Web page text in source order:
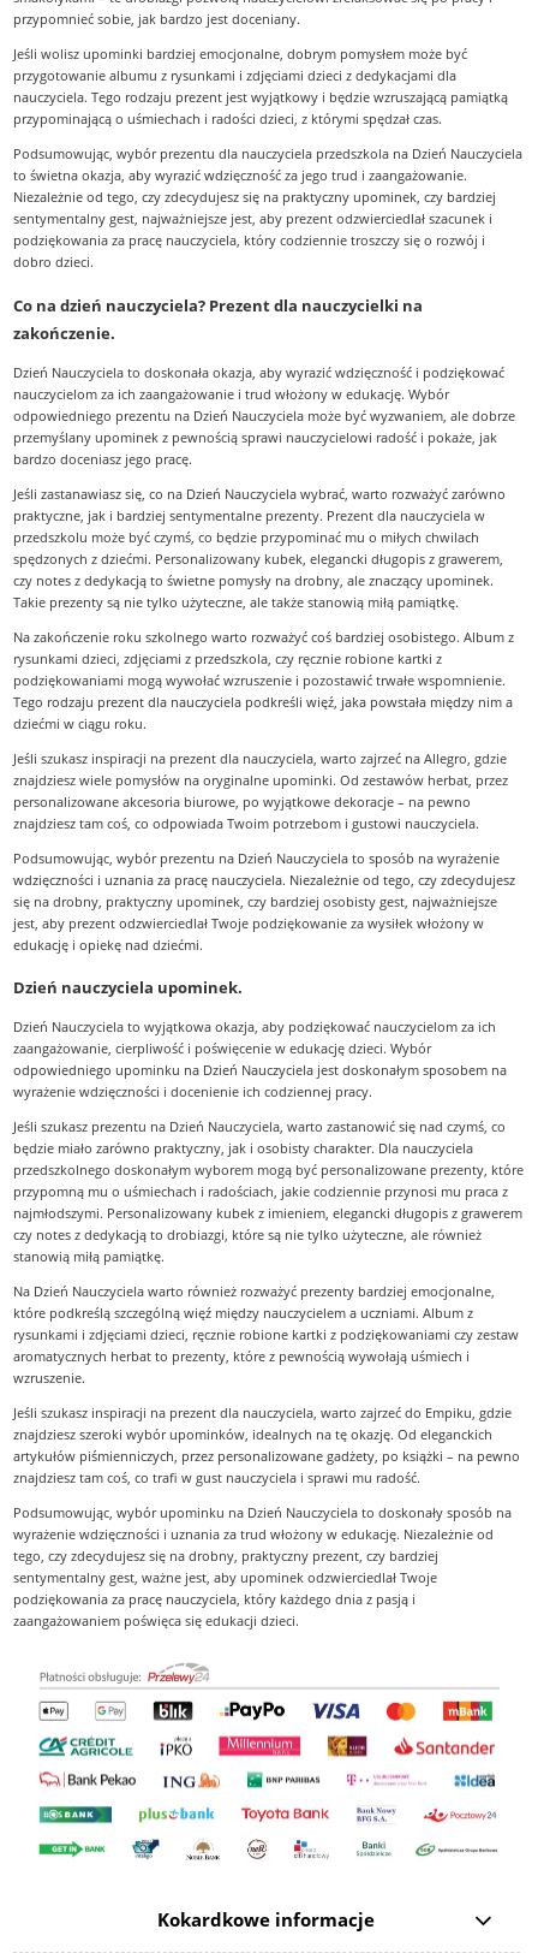
przypomnieć sobie, jak bardzo jest doceniany.
Jeśli wolisz upominki bardziej emocjonalne, dobrym pomysłem może być
przygotowanie albumu z rysunkami i zdjęciami dzieci z dedykacjami dla
nauczyciela. Tego rodzaju prezent jest wyjątkowy i będzie wzruszającą pamiątką
przypominającą o uśmiechach i radości dzieci, z którymi spędzał czas.
Podsumowując, wybór prezentu dla nauczyciela przedszkola na Dzień Nauczyciela
to świetna okazja, aby wyrazić wdzięczność za jego trud i zaangażowanie.
Niezależnie od tego, czy zdecydujesz się na praktyczny upominek, czy bardziej
sentymentalny gest, najważniejsze jest, aby prezent odzwierciedlał szacunek i
podziękowania za pracę nauczyciela, który codziennie troszczy się o rozwój i
dobro dzieci.
Co na dzień nauczyciela? Prezent dla nauczycielki na
zakończenie.
Dzień Nauczyciela to doskonała okazja, aby wyrazić wdzięczność i podziękować
nauczycielom za ich zaangażowanie i trud włożony w edukację. Wybór
odpowiedniego prezentu na Dzień Nauczyciela może być wyzwaniem, ale dobrze
przemyślany upominek z pewnością sprawi nauczycielowi radość i pokaże, jak
bardzo doceniasz jego pracę.
Jeśli zastanawiasz się, co na Dzień Nauczyciela wybrać, warto rozważyć zarówno
praktyczne, jak i bardziej sentymentalne prezenty. Prezent dla nauczyciela w
przedszkolu może być czymś, co będzie przypominać mu o miłych chwilach
spędzonych z dziećmi. Personalizowany kubek, elegancki długopis z grawerem,
czy notes z dedykacją to świetne pomysły na drobny, ale znaczący upominek.
Takie prezenty są nie tylko użyteczne, ale także stanowią miłą pamiątkę.
Na zakończenie roku szkolnego warto rozważyć coś bardziej osobistego. Album z
rysunkami dzieci, zdjęciami z przedszkola, czy ręcznie robione kartki z
podziękowaniami mogą wywołać wzruszenie i pozostawić trwałe wspomnienie.
Tego rodzaju prezent dla nauczyciela podkreśli więź, jaka powstała między nim a
dziećmi w ciągu roku.
Jeśli szukasz inspiracji na prezent dla nauczyciela, warto zajrzeć na Allegro, gdzie
znajdziesz wiele pomysłów na oryginalne upominki. Od zestawów herbat, przez
personalizowane akcesoria biurowe, po wyjątkowe dekoracje – na pewno
znajdziesz tam coś, co odpowiada Twoim potrzebom i gustowi nauczyciela.
Podsumowując, wybór prezentu na Dzień Nauczyciela to sposób na wyrażenie
wdzięczności i uznania za pracę nauczyciela. Niezależnie od tego, czy zdecydujesz
się na drobny, praktyczny upominek, czy bardziej osobisty gest, najważniejsze
jest, aby prezent odzwierciedlał Twoje podziękowanie za wysiłek włożony w
edukację i opiekę nad dziećmi.
Dzień nauczyciela upominek.
Dzień Nauczyciela to wyjątkowa okazja, aby podziękować nauczycielom za ich
zaangażowanie, cierpliwość i poświęcenie w edukację dzieci. Wybór
odpowiedniego upominku na Dzień Nauczyciela jest doskonałym sposobem na
wyrażenie wdzięczności i docenienie ich codziennej pracy.
Jeśli szukasz prezentu na Dzień Nauczyciela, warto zastanowić się nad czymś, co
będzie miało zarówno praktyczny, jak i osobisty charakter. Dla nauczyciela
przedszkolnego doskonałym wyborem mogą być personalizowane prezenty, które
przypomną mu o uśmiechach i radościach, jakie codziennie przynosi mu praca z
najmłodszymi. Personalizowany kubek z imieniem, elegancki długopis z grawerem
czy notes z dedykacją to drobiazgi, które są nie tylko użyteczne, ale również
stanowią miłą pamiątkę.
Na Dzień Nauczyciela warto również rozważyć prezenty bardziej emocjonalne,
które podkreślą szczególną więź między nauczycielem a uczniami. Album z
rysunkami i zdjęciami dzieci, ręcznie robione kartki z podziękowaniami czy zestaw
aromatycznych herbat to prezenty, które z pewnością wywołają uśmiech i
wzruszenie.
Jeśli szukasz inspiracji na prezent dla nauczyciela, warto zajrzeć do Empiku, gdzie
znajdziesz szeroki wybór upominków, idealnych na tę okazję. Od eleganckich
artykułów piśmienniczych, przez personalizowane gadżety, po książki – na pewno
znajdziesz tam coś, co trafi w gust nauczyciela i sprawi mu radość.
Podsumowując, wybór upominku na Dzień Nauczyciela to doskonały sposób na
wyrażenie wdzięczności i uznania za trud włożony w edukację. Niezależnie od
tego, czy zdecydujesz się na drobny, praktyczny prezent, czy bardziej
sentymentalny gest, ważne jest, aby upominek odzwierciedlał Twoje
podziękowania za pracę nauczyciela, który każdego dnia z pasją i
zaangażowaniem poświęca się edukacji dzieci.
Kokardkowe informacje